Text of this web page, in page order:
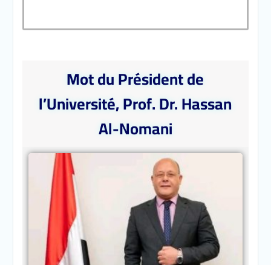
Mot du Président de
l’Université, Prof. Dr. Hassan
Al-Nomani